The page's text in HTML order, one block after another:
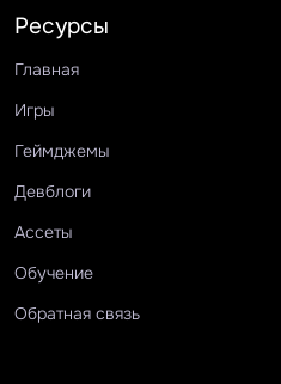
Ресурсы
Главная
Игры
Геймджемы
Девблоги
Ассеты
Обучение
Обратная связь